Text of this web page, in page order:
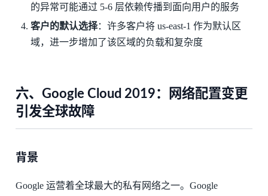
的异常可能通过 5-6 层依赖传播到面向用户的服务
客户的默认选择：许多客户将 us-east-1 作为默认区
域，进一步增加了该区域的负载和复杂度
六、Google Cloud 2019：网络配置变更
引发全球故障
背景
Google 运营着全球最大的私有网络之一。Google